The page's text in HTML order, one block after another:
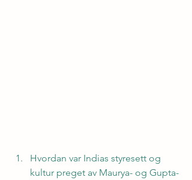
Hvordan var Indias styresett og
kultur preget av Maurya- og Gupta-